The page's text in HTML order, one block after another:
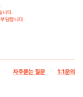
니다.
담합니다.
자주묻는 질문 1:1문의